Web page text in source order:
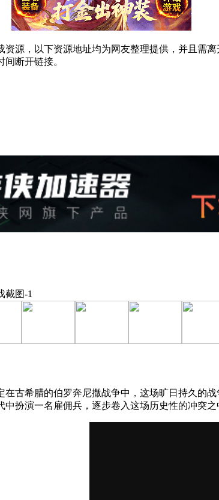
资源，以下资源地址均为网友整理提供，并且需
断开链接。
在古希腊的伯罗奔尼撒战争中，这场旷日持久
扮演一名雇佣兵，逐步卷入这场历史性的冲突之